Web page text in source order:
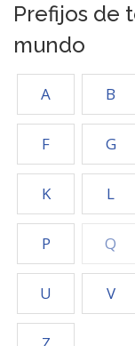
Prefijos de
mundo
A B
F G
K L
P Q
U V